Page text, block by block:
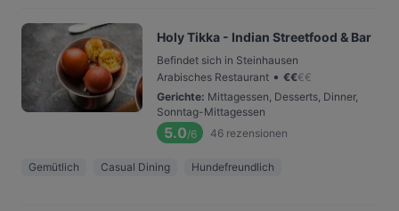
Holy Tikka - Indian Streetfood & Bar
Befindet sich in Steinhausen
Arabisches Restaurant • €€€€
Gerichte: Mittagessen, Desserts, Dinner,
Sonntag-Mittagessen
5.0/6 46 rezensionen
Gemütlich Casual Dining Hundefreundlich